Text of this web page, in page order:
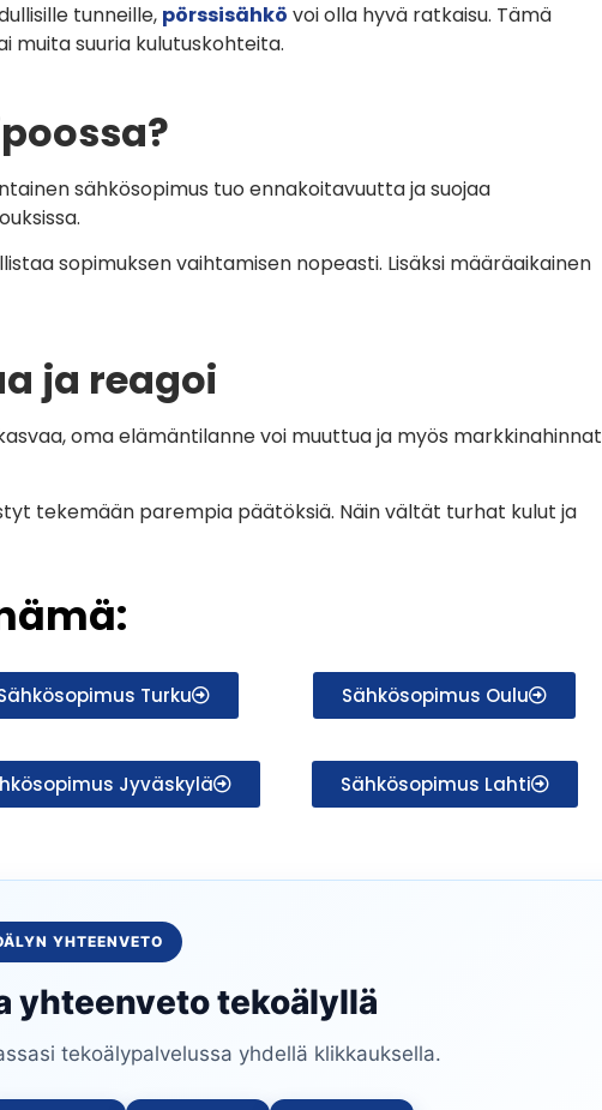
tunneille, pörssisähkö voi olla hyvä ratkaisu. Tämä
muita suuria kulutuskohteita.
sähkösopimus tuo ennakoitavuutta ja suojaa
sopimuksen vaihtamisen nopeasti. Lisäksi määräaikainen
ja reagoi
oma elämäntilanne voi muuttua ja myös markkinahinnat
tekemään parempia päätöksiä. Näin vältät turhat kulut ja
Turku Sähkösopimus Oulu
Jyväskylä Sähkösopimus Lahti
YHTEENVETO
yhteenveto tekoälyllä
tekoälypalvelussa yhdellä klikkauksella.